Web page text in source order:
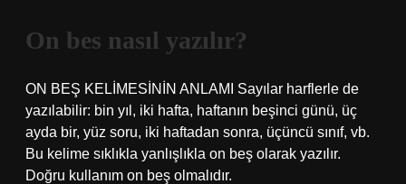
On bes nasıl yazılır?
ON BEŞ KELİMESİNİN ANLAMI Sayılar harflerle de
yazılabilir: bin yıl, iki hafta, haftanın beşinci günü, üç
ayda bir, yüz soru, iki haftadan sonra, üçüncü sınıf, vb.
Bu kelime sıklıkla yanlışlıkla on beş olarak yazılır.
Doğru kullanım on beş olmalıdır.